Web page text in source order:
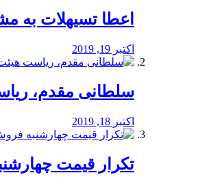
️اعطا تسیهلات به
اکتبر 19, 2019
سلطانی مقدم،
اکتبر 18, 2019
تکرار قیمت چهارشنبه